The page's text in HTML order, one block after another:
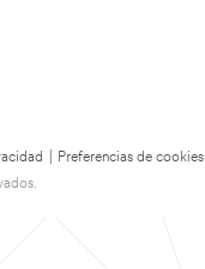
Preferencias de cookies